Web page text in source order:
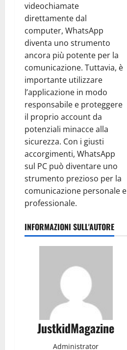
videochiamate
direttamente dal
computer, WhatsApp
diventa uno strumento
ancora più potente per la
comunicazione. Tuttavia, è
importante utilizzare
l’applicazione in modo
responsabile e proteggere
il proprio account da
potenziali minacce alla
sicurezza. Con i giusti
accorgimenti, WhatsApp
sul PC può diventare uno
strumento prezioso per la
comunicazione personale e
professionale.
INFORMAZIONI SULL'AUTORE
JustkidMagazine
Administrator